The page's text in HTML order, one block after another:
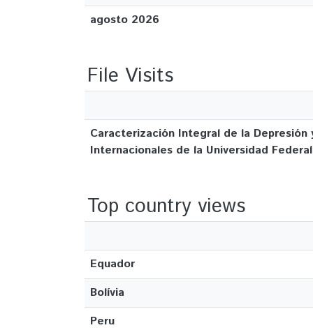
agosto 2026
File Visits
Caracterización Integral de la
Internacionales de la Universidad
Top country views
Equador
Bolívia
Peru